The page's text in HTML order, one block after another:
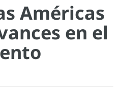
Américas
en el